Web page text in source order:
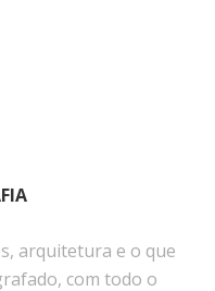
arquitetura e o que
com todo o